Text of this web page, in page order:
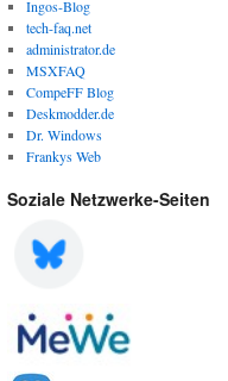
Ingos-Blog
tech-faq.net
administrator.de
MSXFAQ
CompeFF Blog
Deskmodder.de
Dr. Windows
Frankys Web
Soziale Netzwerke-Seiten